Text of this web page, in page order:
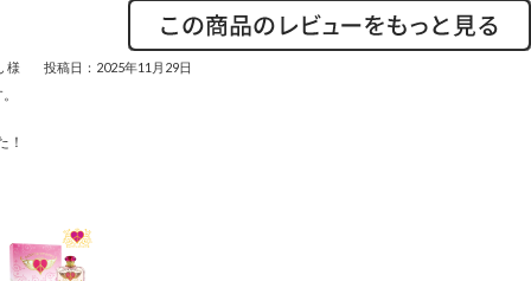
様 投稿日：2025年11月29日
！